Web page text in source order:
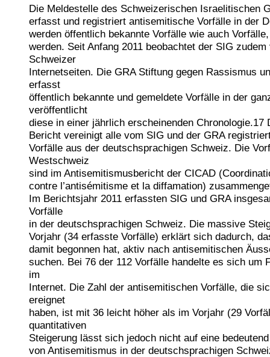
Die Meldestelle des Schweizerischen Israelitischen
erfasst und registriert antisemitische Vorfälle in der
werden öffentlich bekannte Vorfälle wie auch
werden. Seit Anfang 2011 beobachtet der SIG
Schweizer
Internetseiten. Die GRA Stiftung gegen Rassismus
erfasst
öffentlich bekannte und gemeldete Vorfälle in der
veröffentlicht
diese in einer jährlich erscheinenden Chronologie.17
Bericht vereinigt alle vom SIG und der GRA
Vorfälle aus der deutschsprachigen Schweiz. Die
Westschweiz
sind im Antisemitismusbericht der CICAD
contre l’antisémitisme et la diffamation)
Im Berichtsjahr 2011 erfassten SIG und GRA
Vorfälle
in der deutschsprachigen Schweiz. Die massive
Vorjahr (34 erfasste Vorfälle) erklärt sich dadurch,
damit begonnen hat, aktiv nach antisemitischen
suchen. Bei 76 der 112 Vorfälle handelte es sich um
im
Internet. Die Zahl der antisemitischen Vorfälle, die
ereignet
haben, ist mit 36 leicht höher als im Vorjahr (29
quantitativen
Steigerung lässt sich jedoch nicht auf eine
von Antisemitismus in der deutschsprachigen